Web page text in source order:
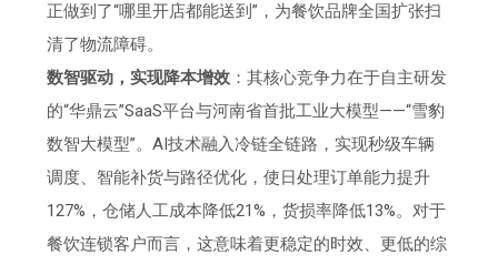
正做到了“哪里开店都能送到”，为餐饮品牌全国扩张扫
清了物流障碍。
数智驱动，实现降本增效 ：其核心竞争力在于自主研发
的“华鼎云”SaaS平台与河南省首批工业大模型——“雪豹
数智大模型”。AI技术融入冷链全链路，实现秒级车辆
调度、智能补货与路径优化，使日处理订单能力提升
127%，仓储人工成本降低21%，货损率降低13%。对于
餐饮连锁客户而言，这意味着更稳定的时效、更低的综